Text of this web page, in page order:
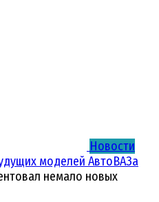
Новости
моделей АвтоВАЗа
немало новых